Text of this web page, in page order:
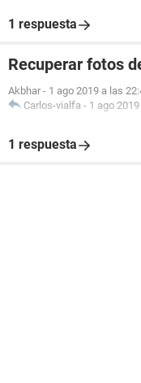
1 respuesta
Recuperar fotos
Akbhar - 1 ago 2019 a las
Carlos-vialfa - 1 ago
1 respuesta